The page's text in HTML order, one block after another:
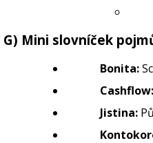
G) Mini slovníček
Bonita:
Cashflow:
Jistina: